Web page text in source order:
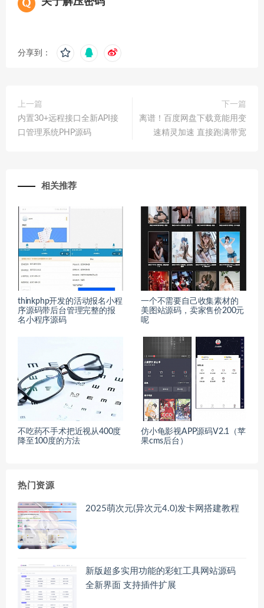
分享到：
上一篇
内置30+远程接口全新API接
口管理系统PHP源码
下一篇
离谱！百度网盘下载竟能用变
速精灵加速 直接跑满带宽
相关推荐
thinkphp开发的活动报名小程
序源码带后台管理完整的报
名小程序源码
一个不需要自己收集素材的
美图站源码，卖家售价200元
呢
不吃药不手术把近视从400度
降至100度的方法
仿小龟影视APP源码V2.1（苹
果cms后台）
热门资源
2025萌次元(异次元4.0)发卡网搭建教程
新版超多实用功能的彩虹工具网站源码
全新界面 支持插件扩展